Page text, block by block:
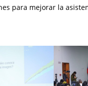
para mejorar la